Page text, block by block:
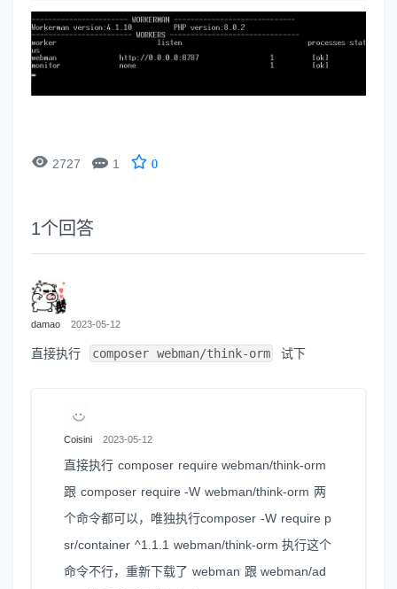
 2727  1 0
1个回答
damao 2023-05-12
直接执行 composer webman/think-orm 试下
Coisini 2023-05-12
直接执行 composer require webman/think-orm
跟 composer require -W webman/think-orm 两
个命令都可以，唯独执行composer -W require p
sr/container ^1.1.1 webman/think-orm 执行这个
命令不行，重新下载了 webman 跟 webman/ad